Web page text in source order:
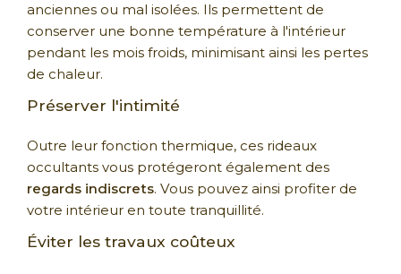
anciennes ou mal isolées. Ils permettent de
conserver une bonne température à l'intérieur
pendant les mois froids, minimisant ainsi les pertes
de chaleur.
Préserver l'intimité
Outre leur fonction thermique, ces rideaux
occultants vous protégeront également des
regards indiscrets. Vous pouvez ainsi profiter de
votre intérieur en toute tranquillité.
Éviter les travaux coûteux